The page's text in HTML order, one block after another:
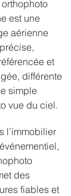
est une
aérienne
et
différente
simple
vue du ciel.
l’immobilier
des
fiables et